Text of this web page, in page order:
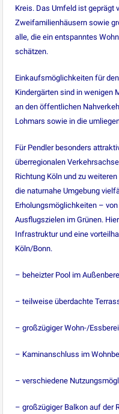
Kreis. Das Umfeld ist geprägt
Zweifamilienhäusern sowie
alle, die ein entspanntes
schätzen.
Einkaufsmöglichkeiten für
Kindergärten sind in wenigen
an den öffentlichen
Lohmars sowie in die
Für Pendler besonders
überregionalen
Richtung Köln und zu
die naturnahe Umgebung
Erholungsmöglichkeiten –
Ausflugszielen im Grünen.
Infrastruktur und eine
Köln/Bonn.
– beheizter Pool im
– teilweise überdachte
– großzügiger Wohn-/
– Kaminanschluss im
– verschiedene
– großzügiger Balkon auf der